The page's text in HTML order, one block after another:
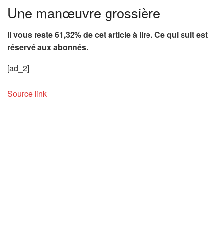
Une manœuvre grossière
Il vous reste 61,32% de cet article à lire. Ce qui suit est
réservé aux abonnés.
[ad_2]
Source link